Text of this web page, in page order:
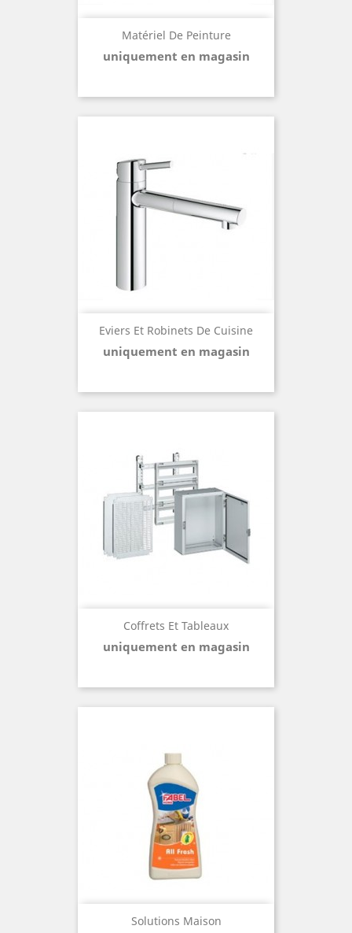
Matériel De Peinture
uniquement en magasin
Eviers Et Robinets De Cuisine
uniquement en magasin
Coffrets Et Tableaux
uniquement en magasin
Solutions Maison